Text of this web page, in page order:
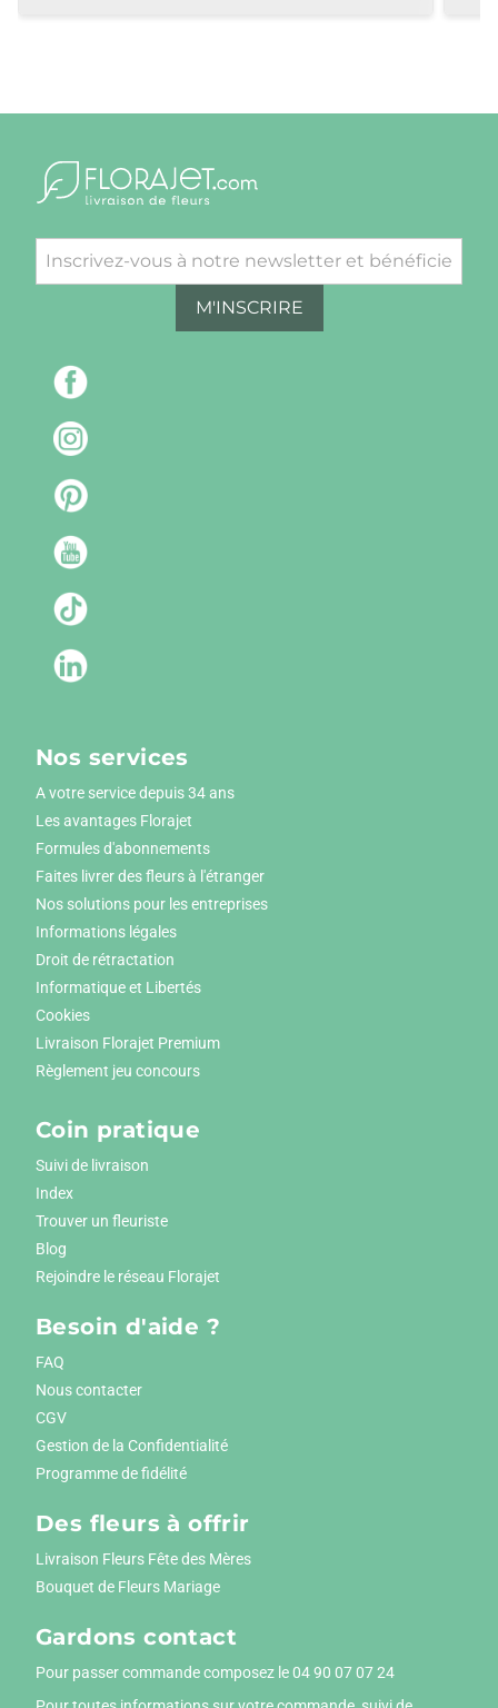
M'INSCRIRE
Nos services
A votre service depuis 34 ans
Les avantages Florajet
Formules d'abonnements
Faites livrer des fleurs à l'étranger
Nos solutions pour les entreprises
Informations légales
Droit de rétractation
Informatique et Libertés
Cookies
Livraison Florajet Premium
Règlement jeu concours
Coin pratique
Suivi de livraison
Index
Trouver un fleuriste
Blog
Rejoindre le réseau Florajet
Besoin d'aide ?
FAQ
Nous contacter
CGV
Gestion de la Confidentialité
Programme de fidélité
Des fleurs à offrir
Livraison Fleurs Fête des Mères
Bouquet de Fleurs Mariage
Gardons contact
Pour passer commande composez le04 90 07 07 24